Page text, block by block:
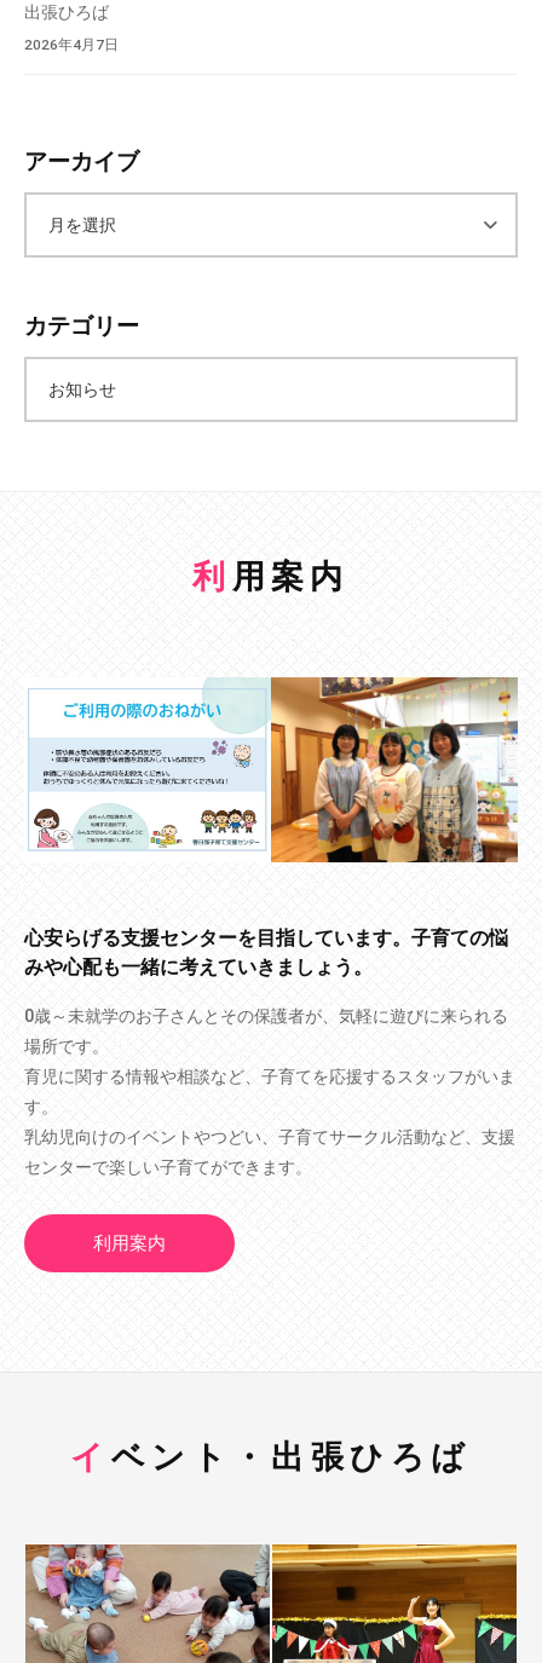
出張ひろば
2026年4月7日
アーカイブ
カ
イ
カテゴリー
お知らせ
利用案内
心安らげる支援センターを目指しています。子育ての悩
みや心配も一緒に考えていきましょう。
0歳～未就学のお子さんとその保護者が、気軽に遊びに来られる
場所です。
育児に関する情報や相談など、子育てを応援するスタッフがいま
す。
乳幼児向けのイベントやつどい、子育てサークル活動など、支援
センターで楽しい子育てができます。
利用案内
イベント・出張ひろば